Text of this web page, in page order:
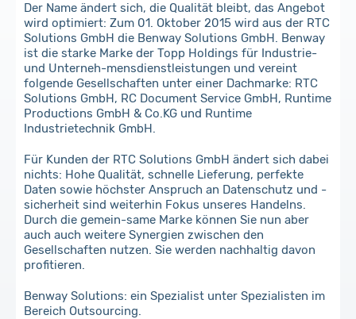
Der Name ändert sich, die Qualität bleibt, das Angebot
wird optimiert: Zum 01. Oktober 2015 wird aus der RTC
Solutions GmbH die Benway Solutions GmbH. Benway
ist die starke Marke der Topp Holdings für Industrie-
und Unterneh-mensdienstleistungen und vereint
folgende Gesellschaften unter einer Dachmarke: RTC
Solutions GmbH, RC Document Service GmbH, Runtime
Productions GmbH & Co.KG und Runtime
Industrietechnik GmbH.
Für Kunden der RTC Solutions GmbH ändert sich dabei
nichts: Hohe Qualität, schnelle Lieferung, perfekte
Daten sowie höchster Anspruch an Datenschutz und -
sicherheit sind weiterhin Fokus unseres Handelns.
Durch die gemein-same Marke können Sie nun aber
auch auch weitere Synergien zwischen den
Gesellschaften nutzen. Sie werden nachhaltig davon
profitieren.
Benway Solutions: ein Spezialist unter Spezialisten im
Bereich Outsourcing.